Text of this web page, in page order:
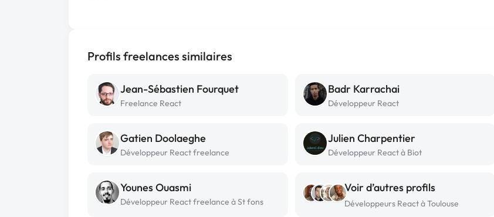
Profils freelances similaires
Jean-Sébastien Fourquet
Freelance React
Badr Karrachai
Développeur React
Gatien Doolaeghe
Développeur React freelance
Julien Charpentier
Développeur React à Biot
Younes Ouasmi
Développeur React freelance à St fons
Voir d’autres profils
Développeurs React à Toulouse